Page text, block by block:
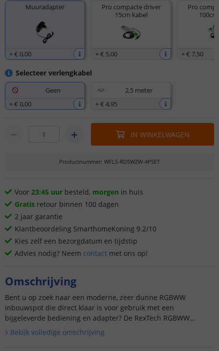
Muuradapter
+€ 0,00
Pro compacte driver
15cm kabel
+€ 5,00
Pro
+€ 7,50
Selecteer verlengkabel
Geen
+€ 0,00
2,5 meter
+€ 4,95
IN WINKELWAGEN
Productnummer: WFLS-RD5WZW-4PSET
Voor 23:45 uur besteld, morgen in huis
Gratis retour binnen 100 dagen
2 jaar garantie
Klantbeoordeling SmarthomeKoning 9.2/10
Kies zelf een bezorgdatum en tijdstip
Advies nodig? Neem contact met ons op!
Omschrijving
Bent u op zoek naar een moderne, zeer dunne RGBWW
inbouwspot die direct klaar is voor gebruik met een
bijgeleverde bediening en adapter? De RexTech RGBWW
inbouwspot ...
Bekijk volledige omschrijving